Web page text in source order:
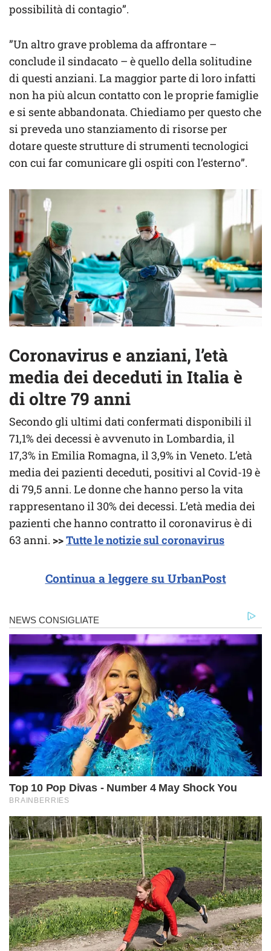
possibilità di contagio”.
”Un altro grave problema da affrontare –
conclude il sindacato – è quello della solitudine
di questi anziani. La maggior parte di loro infatti
non ha più alcun contatto con le proprie famiglie
e si sente abbandonata. Chiediamo per questo che
si preveda uno stanziamento di risorse per
dotare queste strutture di strumenti tecnologici
con cui far comunicare gli ospiti con l’esterno”.
Coronavirus e anziani, l’età
media dei deceduti in Italia è
di oltre 79 anni
Secondo gli ultimi dati confermati disponibili il
71,1% dei decessi è avvenuto in Lombardia, il
17,3% in Emilia Romagna, il 3,9% in Veneto. L’età
media dei pazienti deceduti, positivi al Covid-19 è
di 79,5 anni. Le donne che hanno perso la vita
rappresentano il 30% dei decessi. L’età media dei
pazienti che hanno contratto il coronavirus è di
63 anni. >>Tutte le notizie sul coronavirus
Continua a leggere su UrbanPost